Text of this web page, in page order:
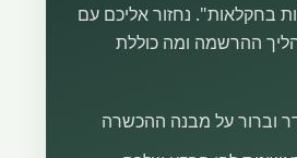
בחקלאות". נחזור אליכם עם
ההרשמה ומה כוללת
וברור על מבנה ההכשרה